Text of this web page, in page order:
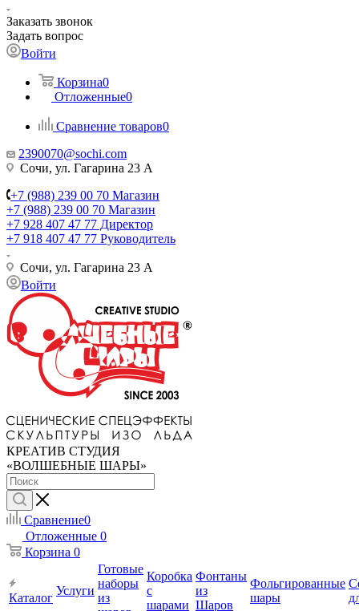
Заказать звонок
Задать вопрос
Войти
Корзина0
Отложенные0
Сравнение товаров0
2390070@sochi.com
Сочи, ул. Гагарина 23 А
+7 (988) 239 00 70 Магазин
+7 (988) 239 00 70 Магазин
+7 928 407 47 77 Директор
+7 918 407 47 77 Руководитель
Сочи, ул. Гагарина 23 А
Войти
КРЕАТИВ СТУДИЯ
«ВОЛШЕБНЫЕ ШАРЫ»
Сравнение0
Отложенные 0
Корзина 0
Каталог
Услуги
Готовые
наборы
из
Коробка
с
шарами
Фонтаны
из
Шаров
Фольгированные
шары